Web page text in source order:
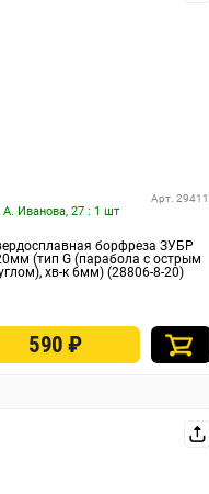
А. Иванова, 27 : 1 шт
Арт. 29411
борфреза ЗУБР
(тип G (парабола с острым
хв-к 6мм) (28806-8-20)
590₽